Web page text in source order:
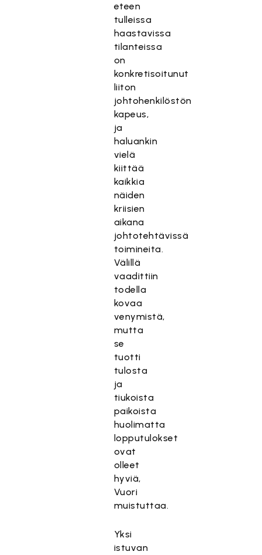
eteen
tulleissa
haastavissa
tilanteissa
on
konkretisoitunut
liiton
johtohenkilöstön
kapeus,
ja
haluankin
vielä
kiittää
kaikkia
näiden
kriisien
aikana
johtotehtävissä
toimineita.
Välillä
vaadittiin
todella
kovaa
venymistä,
mutta
se
tuotti
tulosta
ja
tiukoista
paikoista
huolimatta
lopputulokset
ovat
olleet
hyviä,
Vuori
muistuttaa.
Yksi
istuvan